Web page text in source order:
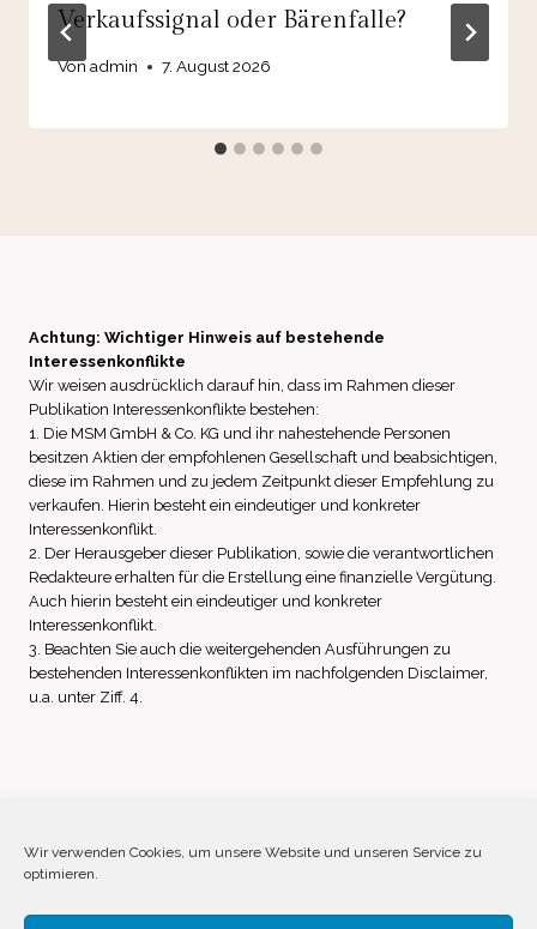
Wir verwenden Cookies, um unsere Website und unseren Service zu
optimieren.
Verkaufssignal oder Bärenfalle?
Vonadmin 7. August 2026
Achtung: Wichtiger Hinweis auf bestehende
Interessenkonflikte
Wir weisen ausdrücklich darauf hin, dass im Rahmen dieser
Publikation Interessenkonflikte bestehen:
1. Die MSM GmbH & Co. KG und ihr nahestehende Personen
besitzen Aktien der empfohlenen Gesellschaft und beabsichtigen,
diese im Rahmen und zu jedem Zeitpunkt dieser Empfehlung zu
verkaufen. Hierin besteht ein eindeutiger und konkreter
Interessenkonflikt.
2. Der Herausgeber dieser Publikation, sowie die verantwortlichen
Redakteure erhalten für die Erstellung eine finanzielle Vergütung.
Auch hierin besteht ein eindeutiger und konkreter
Interessenkonflikt.
3. Beachten Sie auch die weitergehenden Ausführungen zu
bestehenden Interessenkonflikten im nachfolgenden Disclaimer,
u.a. unter Ziff. 4.
Impressum Datenschutz
Disclaimer